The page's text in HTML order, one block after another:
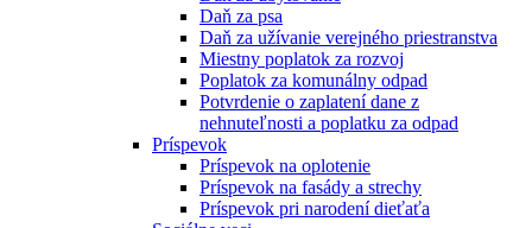
Daň za psa
Daň za užívanie verejného priestranstva
Miestny poplatok za rozvoj
Poplatok za komunálny odpad
Potvrdenie o zaplatení dane z
nehnuteľnosti a poplatku za odpad
Príspevok
Príspevok na oplotenie
Príspevok na fasády a strechy
Príspevok pri narodení dieťaťa